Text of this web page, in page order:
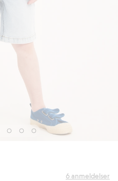
6 anmeldelser